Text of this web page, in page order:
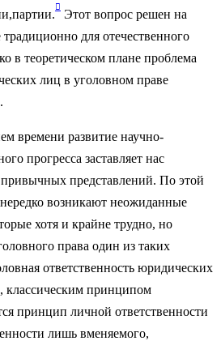

Этот вопрос решен на
для отечественного
в теоретическом плане проблема
лиц в уголовном праве
времени развитие научно-
прогресса заставляет нас
привычных представлений. По этой
возникают неожиданные
хотя и крайне трудно, но
права один из таких
ответственность юридических
классическим принципом
принцип личной ответственности
лишь вменяемого,